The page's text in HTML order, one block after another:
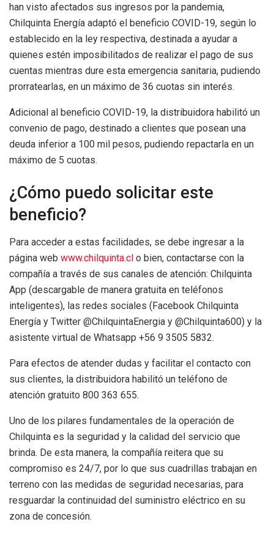
han visto afectados sus ingresos por la pandemia,
Chilquinta Energía adaptó el beneficio COVID-19, según lo
establecido en la ley respectiva, destinada a ayudar a
quienes estén imposibilitados de realizar el pago de sus
cuentas mientras dure esta emergencia sanitaria, pudiendo
prorratearlas, en un máximo de 36 cuotas sin interés.
Adicional al beneficio COVID-19, la distribuidora habilitó un
convenio de pago, destinado a clientes que posean una
deuda inferior a 100 mil pesos, pudiendo repactarla en un
máximo de 5 cuotas.
¿Cómo puedo solicitar este
beneficio?
Para acceder a estas facilidades, se debe ingresar a la
página web www.chilquinta.cl o bien, contactarse con la
compañía a través de sus canales de atención: Chilquinta
App (descargable de manera gratuita en teléfonos
inteligentes), las redes sociales (Facebook Chilquinta
Energía y Twitter @ChilquintaEnergia y @Chilquinta600) y la
asistente virtual de Whatsapp +56 9 3505 5832.
Para efectos de atender dudas y facilitar el contacto con
sus clientes, la distribuidora habilitó un teléfono de
atención gratuito 800 363 655.
Uno de los pilares fundamentales de la operación de
Chilquinta es la seguridad y la calidad del servicio que
brinda. De esta manera, la compañía reitera que su
compromiso es 24/7, por lo que sus cuadrillas trabajan en
terreno con las medidas de seguridad necesarias, para
resguardar la continuidad del suministro eléctrico en su
zona de concesión.